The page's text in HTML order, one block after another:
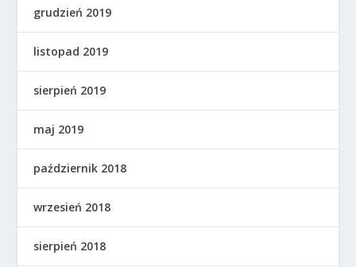
grudzień 2019
listopad 2019
sierpień 2019
maj 2019
październik 2018
wrzesień 2018
sierpień 2018